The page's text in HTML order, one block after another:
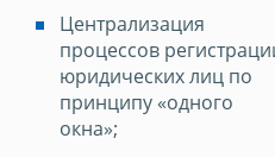
Централизация
процессов
юридических лиц по
принципу «одного
окна»;